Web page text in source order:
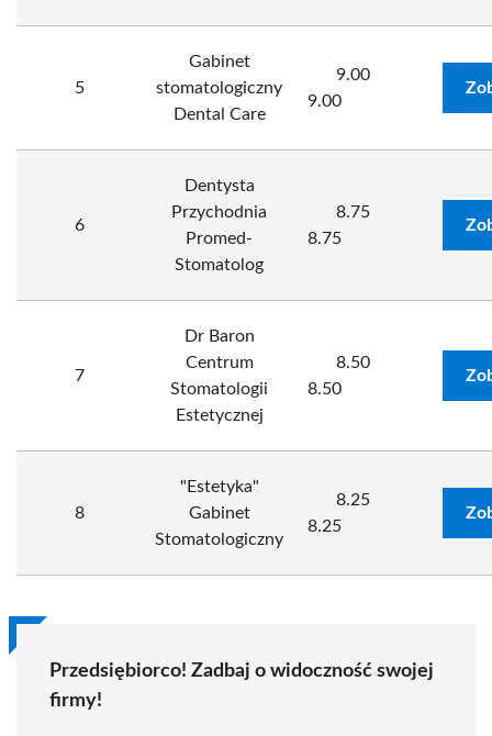
5
Gabinet
stomatologiczny
Dental Care
9.00
9.00
6
Dentysta
Przychodnia
Promed-
Stomatolog
8.75
8.75
7
Dr Baron
Centrum
Stomatologii
Estetycznej
8.50
8.50
8
"Estetyka"
Gabinet
Stomatologiczny
8.25
8.25
Przedsiębiorco! Zadbaj o widoczność swojej
firmy!